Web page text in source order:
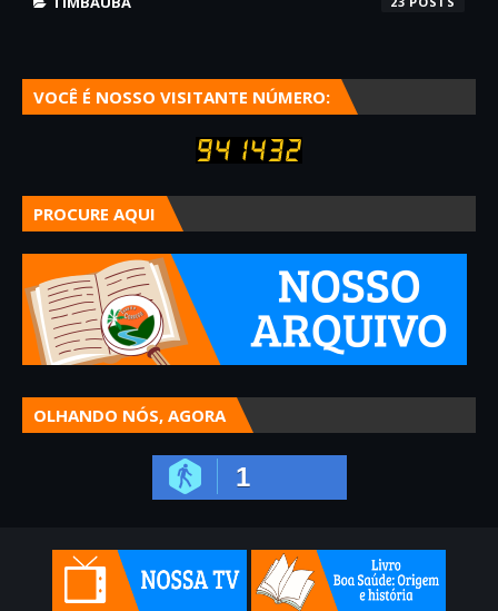
VOCÊ É NOSSO VISITANTE NÚMERO:
PROCURE AQUI
OLHANDO NÓS, AGORA
1